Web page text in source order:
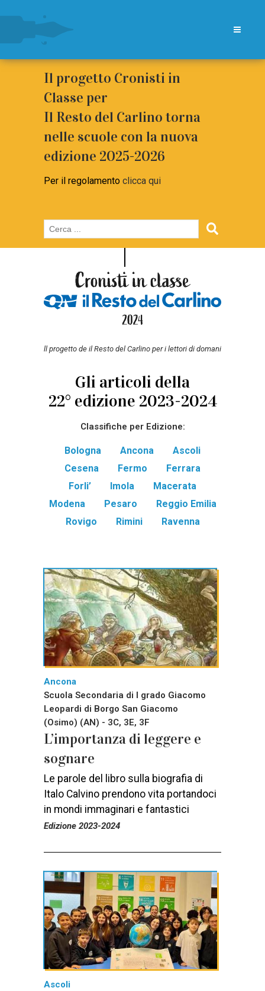
Il progetto Cronisti in
Classe per
Il Resto del Carlino torna
nelle scuole con la nuova
edizione 2025-2026
Per il regolamento clicca qui
ll progetto de il Resto del Carlino per i lettori di domani
Gli articoli della
22° edizione 2023-2024
Classifiche per Edizione:
Bologna Ancona
Ascoli
Cesena
Fermo
Ferrara
Forli’
Imola
Macerata
Modena
Pesaro
Reggio Emilia
Rovigo
Rimini Ravenna
Ancona
Scuola Secondaria di I grado Giacomo
Leopardi di Borgo San Giacomo
(Osimo) (AN) - 3C, 3E, 3F
L’importanza di leggere e
sognare
Le parole del libro sulla biografia di
Italo Calvino prendono vita portandoci
in mondi immaginari e fantastici
Edizione 2023-2024
Ascoli